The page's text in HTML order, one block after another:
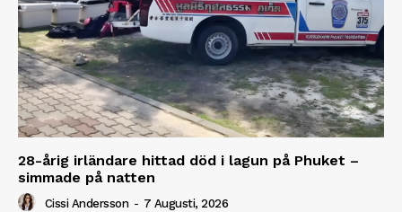
28-årig irländare hittad död i lagun på Phuket –
simmade på natten
Cissi Andersson - 7 Augusti, 2026